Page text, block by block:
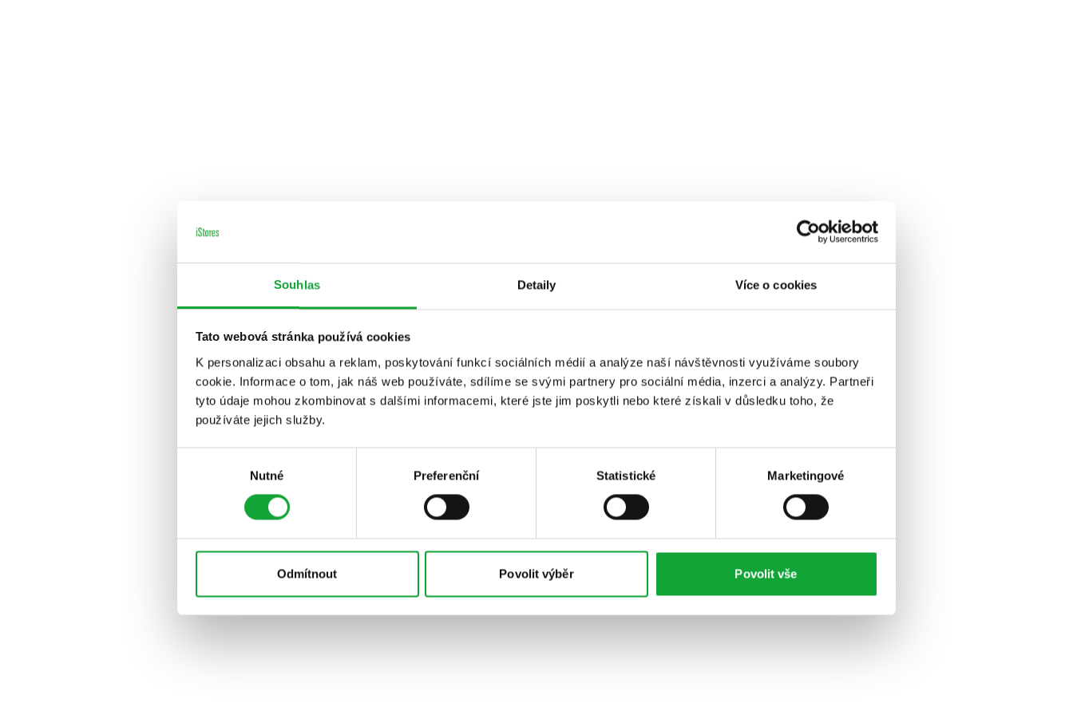
Souhlas Detaily Více o cookies
Tato webová stránka používá cookies
K personalizaci obsahu a reklam, poskytování funkcí sociálních médií a analýze naší návštěvnosti využíváme soubory
cookie. Informace o tom, jak náš web používáte, sdílíme se svými partnery pro sociální média, inzerci a analýzy. Partneři
tyto údaje mohou zkombinovat s dalšími informacemi, které jste jim poskytli nebo které získali v důsledku toho, že
používáte jejich služby.
Nutné Preferenční Statistické Marketingové
Odmítnout Povolit výběr Povolit vše